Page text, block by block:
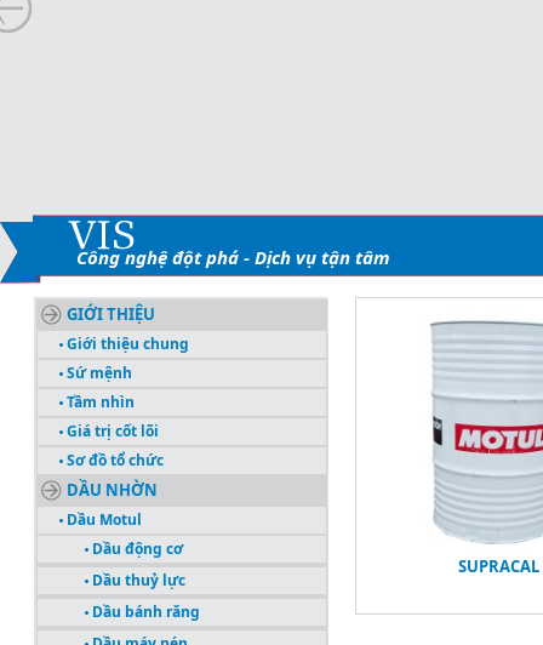
Công nghệ đột phá - Dịch vụ tận tâm
GIỚI THIỆU
Giới thiệu chung
Sứ mệnh
Tầm nhìn
Giá trị cốt lõi
Sơ đồ tổ chức
DẦU NHỜN
Dầu Motul
Dầu động cơ
Dầu thuỷ lực
Dầu bánh răng
SUPRACAL